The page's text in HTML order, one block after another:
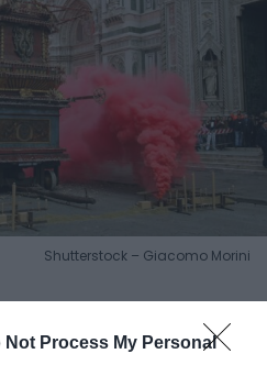
Not Process My Personal
Shutterstock – Giacomo Morini
:LeScoppio del Carro
à la période des